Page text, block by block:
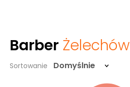
Barber Żelechów
Sortowanie Domyślnie